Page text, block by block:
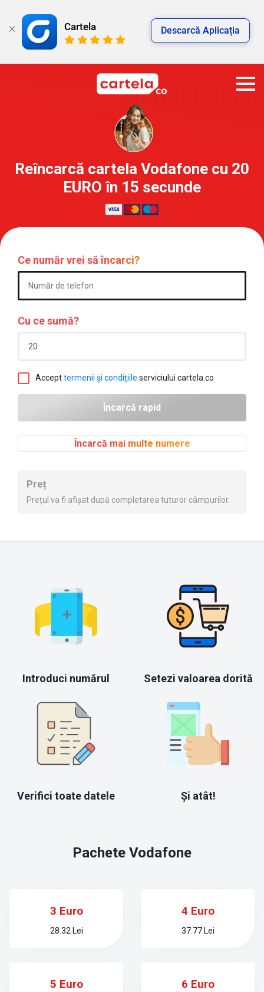
Cartela Descarcă Aplicația
Reîncarcă cartela Vodafone cu 20
EURO în 15 secunde
Ce număr vrei să încarci?
Cu ce sumă?
Accepttermenii și condițiile serviciului cartela.co
Încarcă mai multe numere
Preț
Prețul va fi afișat după completarea tuturor câmpurilor.
Introduci numărul Setezi valoarea dorită
Verifici toate datele Și atât!
Pachete Vodafone
3 Euro
28.32 Lei
4 Euro
37.77 Lei
5 Euro 6 Euro